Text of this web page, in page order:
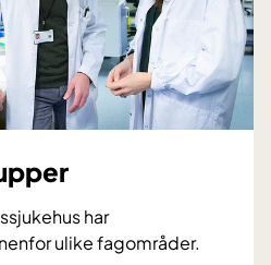
har
ulike fagområder.